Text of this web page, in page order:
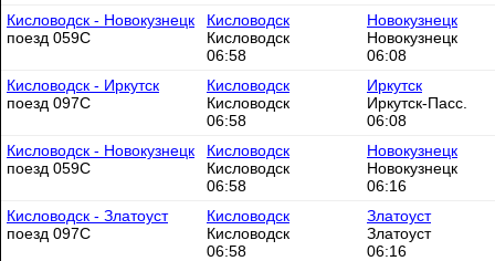
Кисловодск - Новокузнецк
поезд 059С
Кисловодск
Кисловодск
06:58
Новокузнецк
Новокузнецк
06:08
Кисловодск - Иркутск
поезд 097С
Кисловодск
Кисловодск
06:58
Иркутск
Иркутск-Пасс.
06:08
Кисловодск - Новокузнецк
поезд 059С
Кисловодск
Кисловодск
06:58
Новокузнецк
Новокузнецк
06:16
Кисловодск - Златоуст
поезд 097С
Кисловодск
Кисловодск
06:58
Златоуст
Златоуст
06:16